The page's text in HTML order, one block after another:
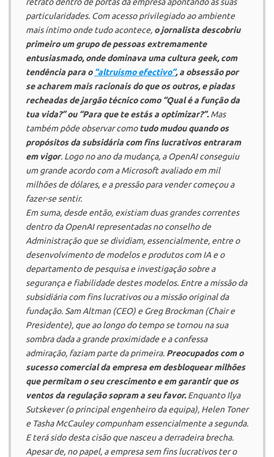
particularidades. Com acesso privilegiado ao ambiente
mais íntimo onde tudo acontece, o jornalista descobriu
primeiro um grupo de pessoas extremamente
entusiasmado, onde dominava uma cultura geek, com
tendência para o “altruísmo efectivo”, a obsessão por
se acharemmais racionaisdo que os outros, e piadas
recheadas de jargão técnico como “Qual é a funçãoda
tua vida?” ou “Para que te estás a optimizar?”.Mas
também pôde observar comotudo mudou quando os
propósitos da subsidária com fins lucrativos entraram
em vigor. Logo no ano da mudança, aOpenAIconseguiu
um grande acordo com aMicrosoftavaliado em mil
milhões de dólares, e a pressão para vender começou a
fazer-se sentir.
Em suma, desde então, existiam duas grandes correntes
dentro daOpenAIrepresentadas no conselho de
Administração que se dividiam, essencialmente, entre o
desenvolvimento de modelos e produtos com IA e o
departamento de pesquisa e investigação sobre a
segurança e fiabilidade destes modelos. Entre a missão da
subsidiária com fins lucrativos ou a missão original da
fundação. Sam Altman (CEO) e Greg Brockman (Chaire
Presidente), que ao longo do tempo se tornou na sua
sombra dada a grande proximidade e a confessa
admiração, faziam parte da primeira. Preocupados com o
sucesso comercial da empresa em desbloquear milhões
que permitam o seu crescimento e em garantir que os
ventos da regulação sopram a seu favor.Enquanto Ilya
Sutskever (o principal engenheiro da equipa), Helen Toner
e Tasha McCauley compunham essencialmente a segunda.
E terá sido desta cisão que nasceu a derradeira brecha.
Apesar de, no papel, a empresa sem fins lucrativos ter o